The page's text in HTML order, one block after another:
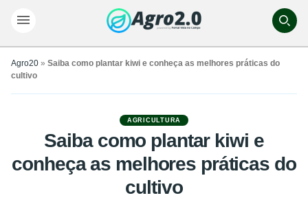
Agro20 » Saiba como plantar kiwi e conheça as melhores práticas do
cultivo
AGRICULTURA
Saiba como plantar kiwi e
conheça as melhores práticas do
cultivo